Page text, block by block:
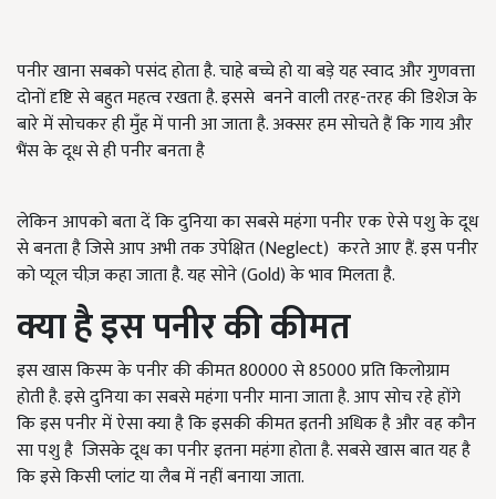
पनीर खाना सबको पसंद होता है. चाहे बच्चे हो या बड़े यह स्वाद और गुणवत्ता
दोनों दृष्टि से बहुत महत्व रखता है. इससे बनने वाली तरह-तरह की डिशेज के
बारे में सोचकर ही मुँह में पानी आ जाता है. अक्सर हम सोचते हैं कि गाय और
भैंस के दूध से ही पनीर बनता है
लेकिन आपको बता दें कि दुनिया का सबसे महंगा पनीर एक ऐसे पशु के दूध
से बनता है जिसे आप अभी तक उपेक्षित (Neglect) करते आए हैं. इस पनीर
को प्यूल चीज़ कहा जाता है. यह सोने (Gold)के भाव मिलता है.
क्या है इस पनीर की कीमत
इस खास किस्म के पनीर की कीमत80000से85000प्रति किलोग्राम
होती है. इसे दुनिया का सबसे महंगा पनीर माना जाता है. आप सोच रहे होंगे
कि इस पनीर में ऐसा क्या है कि इसकी कीमत इतनी अधिक है और वह कौन
सा पशु है जिसके दूध का पनीर इतना महंगा होता है. सबसे खास बात यह है
कि इसे किसी प्लांट या लैब में नहीं बनाया जाता.